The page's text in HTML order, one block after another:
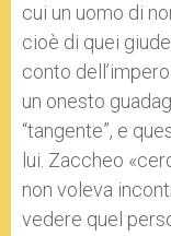
cui un uomo di
cioè di quei
conto
un onesto
“tangente”, e
lui. Zaccheo
non voleva
vedere quel